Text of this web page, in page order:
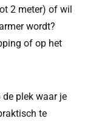
2 meter) of wil
wordt?
of op het
plek waar je
te